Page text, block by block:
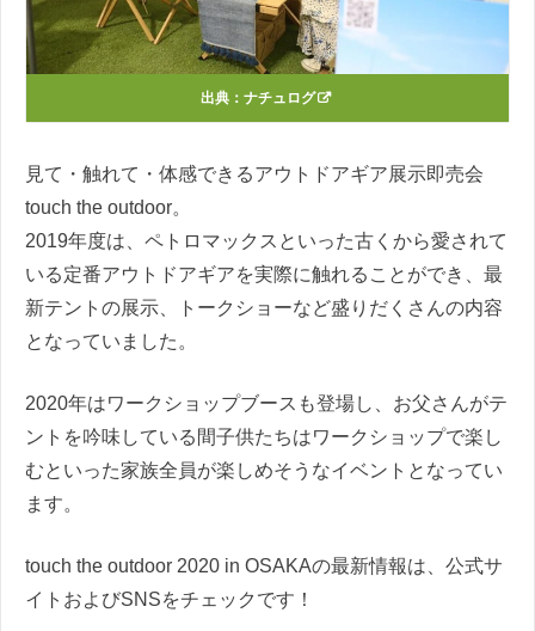
出典： ナチュログ
見て・触れて・体感できるアウトドアギア展示即売会
touch the outdoor。
2019年度は、ペトロマックスといった古くから愛されて
いる定番アウトドアギアを実際に触れることができ、最
新テントの展示、トークショーなど盛りだくさんの内容
となっていました。
2020年はワークショップブースも登場し、お父さんがテ
ントを吟味している間子供たちはワークショップで楽し
むといった家族全員が楽しめそうなイベントとなってい
ます。
touch the outdoor 2020 in OSAKAの最新情報は、公式サ
イトおよびSNSをチェックです！